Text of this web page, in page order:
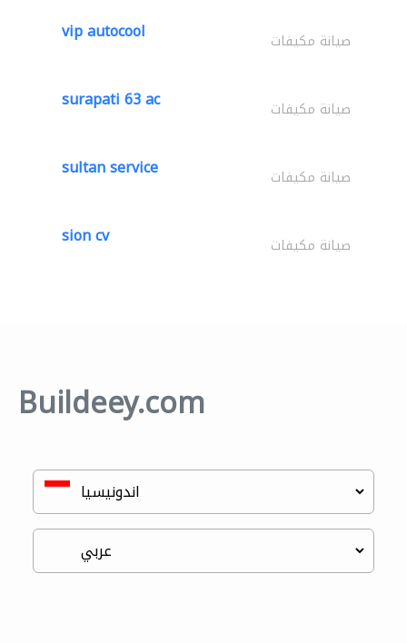
vip autocool صيانة مكيفات
surapati 63 ac صيانة مكيفات
sultan service صيانة مكيفات
sion cv صيانة مكيفات
Buildeey.com